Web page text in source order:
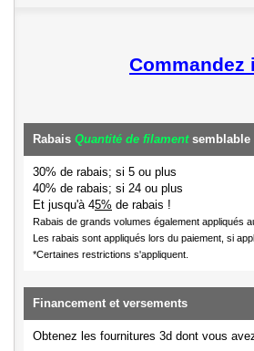
Commandez
Rabais Quantité de filamentsemblable
30% de rabais; si 5 ou plus
40% de rabais; si 24 ou plus
Et jusqu'à 45% de rabais !
Rabais de grands volumes également appliqués
Les rabais sont appliqués lors du paiement, si
*Certaines restrictions s'appliquent.
Financement et versements
Obtenez les fournitures 3d dont vous